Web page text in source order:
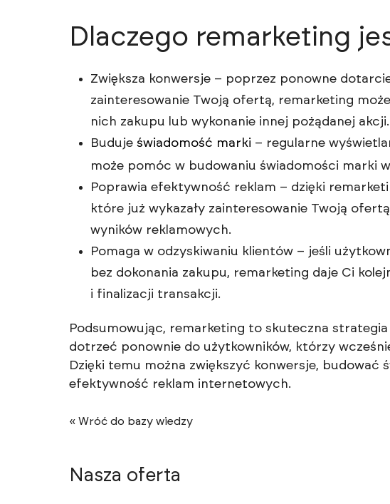
Dlaczego remarketing
Zwiększa konwersje – poprzez ponowne
zainteresowanie Twoją ofertą, remarketing
nich zakupu lub wykonanie innej pożądanej akcji.
Buduje świadomość marki – regularne
może pomóc w budowaniu świadomości marki
Poprawia efektywność reklam – dzięki
które już wykazały zainteresowanie Twoją
wyników reklamowych.
Pomaga w odzyskiwaniu klientów – jeśli
bez dokonania zakupu, remarketing daje Ci
i finalizacji transakcji.
Podsumowując, remarketing to skuteczna
dotrzeć ponownie do użytkowników, którzy
Dzięki temu można zwiększyć konwersje, budować
efektywność reklam internetowych.
« Wróć do bazy wiedzy
Nasza oferta